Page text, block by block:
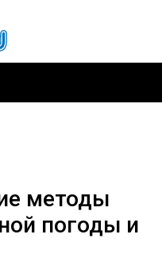
методы
погоды и